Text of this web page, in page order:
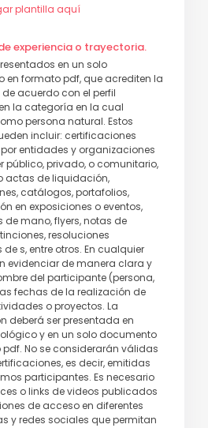
plantilla aquí
experiencia o trayectoria.
en un solo
en formato pdf, que acrediten la
acuerdo con el perfil
la categoría en la cual
persona natural. Estos
incluir: certificaciones
entidades y organizaciones
público, privado, o comunitario,
actas de liquidación,
catálogos, portafolios,
en exposiciones o eventos,
mano, flyers, notas de
resoluciones
s, entre otros. En cualquier
evidenciar de manera clara y
del participante (persona,
fechas de la realización de
o proyectos. La
deberá ser presentada en
y en un solo documento
pdf. No se considerarán válidas
es decir, emitidas
participantes. Es necesario
o links de videos publicados
de acceso en diferentes
y redes sociales que permitan